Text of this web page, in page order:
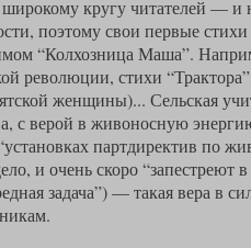
кругу читателей — и
поэтому свои первые
“Колхозница Маша”.
революции, стихи
женщины)... Сельская
с верой в живоносную
партдиректив по
и очень скоро
задача”) — такая вера в